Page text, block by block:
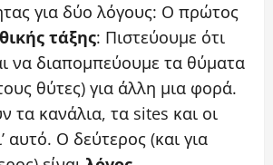
για δύο λόγους: Ο πρώτος
τάξης: Πιστεύουμε ότι
να διαπομπεύουμε τα θύματα
θύτες) για άλλη μια φορά.
τα κανάλια, τα sites και οι
αυτό. Ο δεύτερος (και για